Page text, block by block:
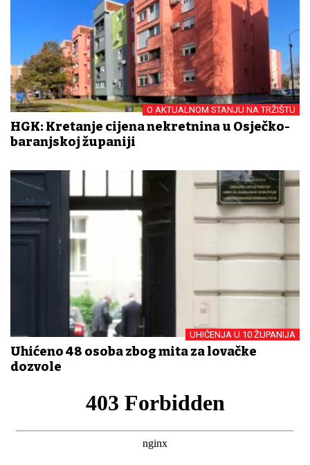
O AKTUALNOM STANJU NA TRŽIŠTU
HGK: Kretanje cijena nekretnina u Osječko-
baranjskoj županiji
UHIĆENJA U 10 ŽUPANIJA
Uhićeno 48 osoba zbog mita za lovačke
dozvole